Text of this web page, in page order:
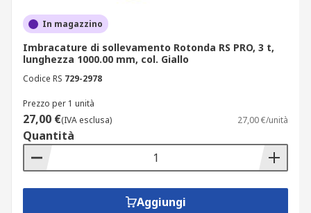
In magazzino
Imbracature di sollevamento Rotonda RS PRO, 3 t,
lunghezza 1000.00 mm, col. Giallo
Codice RS 729-2978
Prezzo per 1 unità
27,00 €(IVA esclusa) 27,00 €/unità
Quantità
Aggiungi